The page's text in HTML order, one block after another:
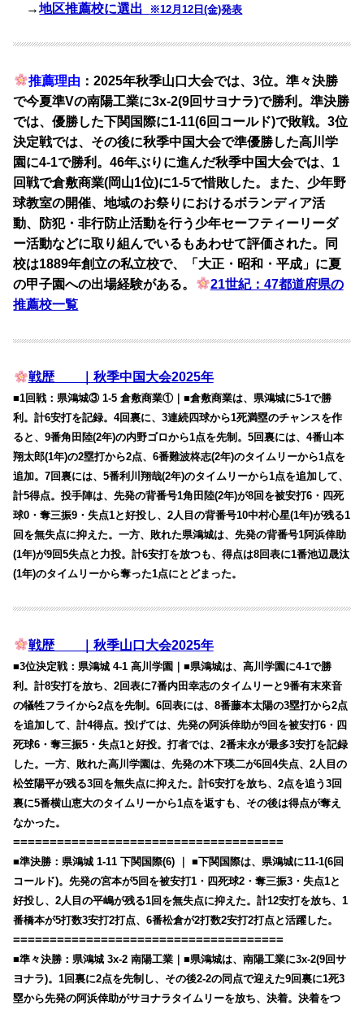
→地区推薦校に選出 ※12月12日(金)発表
推薦理由 ：2025年秋季山口大会では、3位。準々決勝
で今夏準Vの南陽工業に3x-2(9回サヨナラ)で勝利。準決勝
では、優勝した下関国際に1-11(6回コールド)で敗戦。3位
決定戦では、その後に秋季中国大会で準優勝した高川学
園に4-1で勝利。46年ぶりに進んだ秋季中国大会では、1
回戦で倉敷商業(岡山1位)に1-5で惜敗した。また、少年野
球教室の開催、地域のお祭りにおけるボランディア活
動、防犯・非行防止活動を行う少年セーフティーリーダ
ー活動などに取り組んでいるもあわせて評価された。同
校は1889年創立の私立校で、「大正・昭和・平成」に夏
の甲子園への出場経験がある。
21世紀：47都道府県の
推薦校一覧
戦歴 ｜秋季中国大会2025年
■1回戦：県鴻城③ 1-5 倉敷商業①｜■倉敷商業は、県鴻城に5-1で勝
利。計6安打を記録。4回裏に、3連続四球から1死満塁のチャンスを作
ると、9番角田陸(2年)の内野ゴロから1点を先制。5回裏には、4番山本
翔太郎(1年)の2塁打から2点、6番難波柊志(2年)のタイムリーから1点を
追加。7回裏には、5番利川翔哉(2年)のタイムリーから1点を追加して、
計5得点。投手陣は、先発の背番号1角田陸(2年)が8回を被安打6・四死
球0・奪三振9・失点1と好投し、2人目の背番号10中村心星(1年)が残る1
回を無失点に抑えた。一方、敗れた県鴻城は、先発の背番号1阿浜倖助
(1年)が9回5失点と力投。計6安打を放つも、得点は8回表に1番池辺晟汰
(1年)のタイムリーから奪った1点にとどまった。
戦歴 ｜秋季山口大会2025年
■3位決定戦：県鴻城 4-1 高川学園｜■県鴻城は、高川学園に4-1で勝
利。計8安打を放ち、2回表に7番内田幸志のタイムリーと9番有末來音
の犠牲フライから2点を先制。6回表には、8番藤本太陽の3塁打から2点
を追加して、計4得点。投げては、先発の阿浜倖助が9回を被安打6・四
死球6・奪三振5・失点1と好投。打者では、2番末永が最多3安打を記録
した。一方、敗れた高川学園は、先発の木下瑛二が6回4失点、2人目の
松笠陽平が残る3回を無失点に抑えた。計6安打を放ち、2点を追う3回
裏に5番横山恵大のタイムリーから1点を返すも、その後は得点が奪え
なかった。
=====================================
■準決勝：県鴻城 1-11 下関国際(6) ｜ ■下関国際は、県鴻城に11-1(6回
コールド)。先発の宮本が5回を被安打1・四死球2・奪三振3・失点1と
好投し、2人目の平嶋が残る1回を無失点に抑えた。計12安打を放ち、1
番橋本が5打数3安打2打点、6番松倉が2打数2安打2打点と活躍した。
=====================================
■準々決勝：県鴻城 3x-2 南陽工業｜■県鴻城は、南陽工業に3x-2(9回サ
ヨナラ)。1回裏に2点を先制し、その後2-2の同点で迎えた9回裏に1死3
塁から先発の阿浜倖助がサヨナラタイムリーを放ち、決着。決着をつ